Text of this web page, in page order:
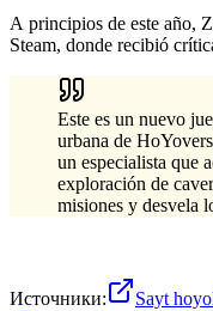
A principios de este año,
Steam, donde recibió
Este es un nuevo
urbana de
un especialista que
exploración de
misiones y desvela
Источники:
Sayt